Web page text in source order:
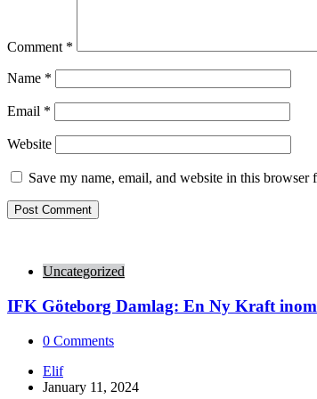
Comment *
Name *
Email *
Website
Save my name, email, and website in this browser
Uncategorized
IFK Göteborg Damlag: En Ny Kraft
0 Comments
Posted
by
Elif
January 11, 2024